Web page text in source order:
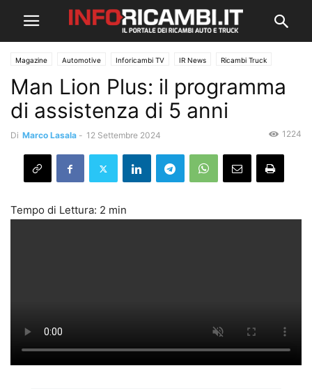
Magazine Automotive Inforicambi TV IR News Ricambi Truck
Man Lion Plus: il programma
di assistenza di 5 anni
Di Marco Lasala - 12 Settembre 2024 1224